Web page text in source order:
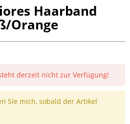
Haarband
Orange
derzeit nicht zur Verfügung!
Sie mich, sobald der Artikel